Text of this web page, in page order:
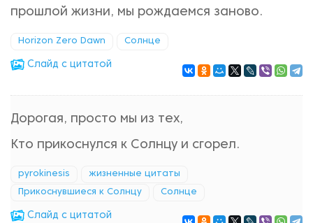
прошлой жизни, мы рождаемся заново.
Horizon Zero Dawn Солнце
Cлайд с цитатой
Дорогая, просто мы из тех,
Кто прикоснулся к Солнцу и сгорел.
pyrokinesis жизненные цитаты
Прикоснувшиеся к Солнцу Солнце
Cлайд с цитатой